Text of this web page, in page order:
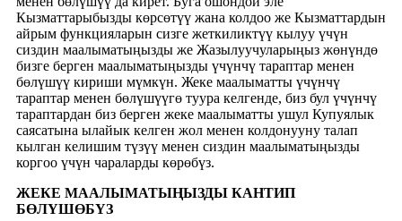
Кызматтарыбызды көрсөтүү жана колдоо же Кызматтардын
айрым функцияларын сизге жеткиликтүү кылуу үчүн
сиздин маалыматыңызды же Жазылуучуларыңыз жөнүндө
бизге берген маалыматыңызды үчүнчү тараптар менен
бөлүшүү кириши мүмкүн. Жеке маалыматты үчүнчү
тараптар менен бөлүшүүгө туура келгенде, биз бул үчүнчү
тараптардан биз берген жеке маалыматты ушул Купуялык
саясатына ылайык келген жол менен колдонууну талап
кылган келишим түзүү менен сиздин маалыматыңызды
коргоо үчүн чараларды көрөбүз.
ЖЕКЕ МААЛЫМАТЫҢЫЗДЫ КАНТИП
БӨЛҮШӨБҮЗ